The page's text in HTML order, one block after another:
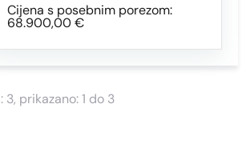
Cijena s posebnim porezom:
68.900,00 €
prikazano: 1 do 3